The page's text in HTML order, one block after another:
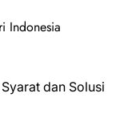
Indonesia